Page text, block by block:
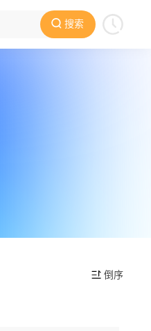
搜索
倒序